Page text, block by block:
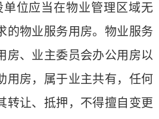
位应当在物业管理区域无
的物业服务用房。物业服务
房、业主委员会办公用房以
用房，属于业主共有，任何
转让、抵押，不得擅自变更